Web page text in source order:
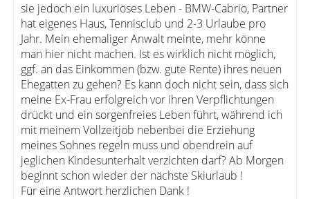
sie jedoch ein luxuriöses Leben - BMW-Cabrio, Partner
hat eigenes Haus, Tennisclub und 2-3 Urlaube pro
Jahr. Mein ehemaliger Anwalt meinte, mehr könne
man hier nicht machen. Ist es wirklich nicht möglich,
ggf. an das Einkommen (bzw. gute Rente) ihres neuen
Ehegatten zu gehen? Es kann doch nicht sein, dass sich
meine Ex-Frau erfolgreich vor ihren Verpflichtungen
drückt und ein sorgenfreies Leben führt, während ich
mit meinem Vollzeitjob nebenbei die Erziehung
meines Sohnes regeln muss und obendrein auf
jeglichen Kindesunterhalt verzichten darf? Ab Morgen
beginnt schon wieder der nächste Skiurlaub !
Für eine Antwort herzlichen Dank !